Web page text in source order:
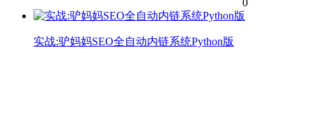
0
实战:驴妈妈SEO全自动内链系统Python版